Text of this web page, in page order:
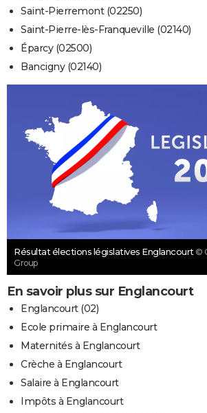
Saint-Pierremont (02250)
Saint-Pierre-lès-Franqueville (02140)
Éparcy (02500)
Bancigny (02140)
Résultat élections législatives Englancourt ©
Group
En savoir plus sur Englancourt
Englancourt (02)
Ecole primaire à Englancourt
Maternités à Englancourt
Crèche à Englancourt
Salaire à Englancourt
Impôts à Englancourt